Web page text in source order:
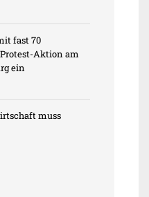
fast 70
Aktion am
ein
muss